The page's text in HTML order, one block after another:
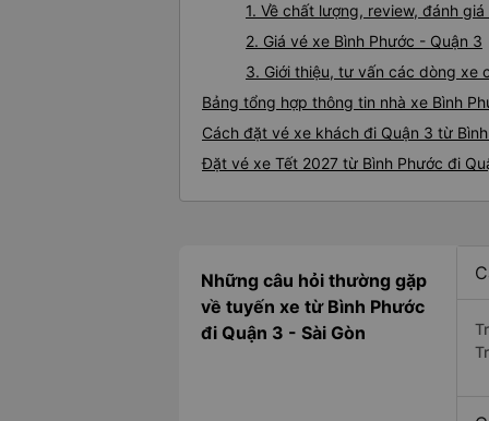
1. Về chất lượng, review, đánh
2. Giá vé xe Bình Phước - Quận 3
3. Giới thiệu, tư vấn các dòng xe
Bảng tổng hợp thông tin nhà xe Bình
Cách đặt vé xe khách đi Quận 3 từ
Đặt vé xe Tết 2027 từ Bình Phước đi
Những câu hỏi thường gặp
về tuyến xe từ Bình Phước
đi Quận 3 - Sài Gòn